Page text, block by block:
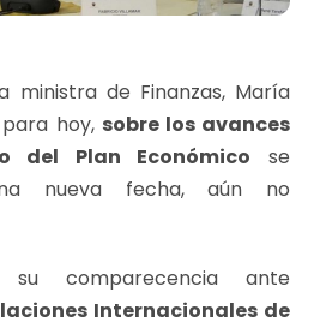
ministra de Finanzas, María
hoy, sobre los avances
del Plan Económico se
nueva fecha, aún no
comparecencia ante
Internacionales de